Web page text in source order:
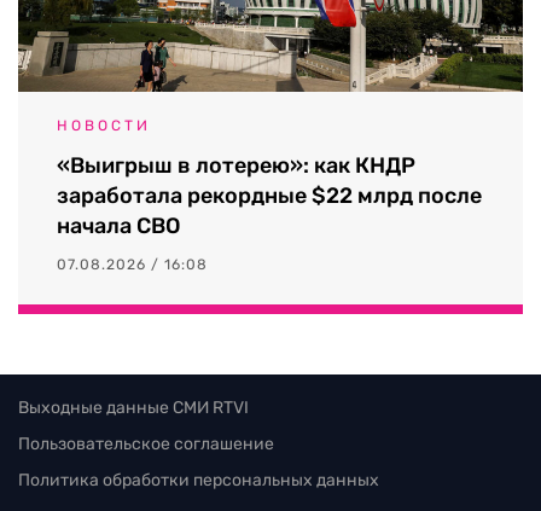
НОВОСТИ
«Выигрыш в лотерею»: как КНДР
заработала рекордные $22 млрд после
начала СВО
07.08.2026 / 16:08
Выходные данные СМИ RTVI
Пользовательское соглашение
Политика обработки персональных данных